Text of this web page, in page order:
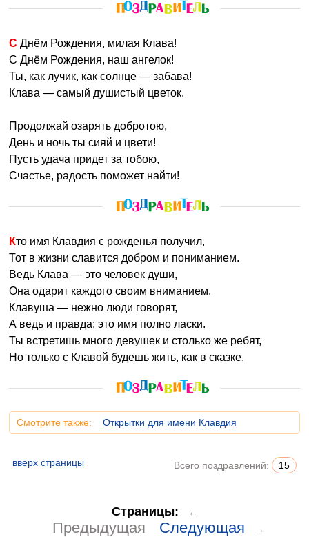
С Днём Рождения, милая Клава!
С Днём Рождения, наш ангелок!
Ты, как лучик, как солнце — забава!
Клава — самый душистый цветок.
Продолжай озарять добротою,
День и ночь ты сияй и цвети!
Пусть удача придет за тобою,
Счастье, радость поможет найти!
Кто имя Клавдия с рожденья получил,
Тот в жизни славится добром и пониманием.
Ведь Клава — это человек души,
Она одарит каждого своим вниманием.
Клавуша — нежно люди говорят,
А ведь и правда: это имя полно ласки.
Ты встретишь много девушек и столько же ребят,
Но только с Клавой будешь жить, как в сказке.
Смотрите также: Открытки для имени Клавдия
вверх страницы Всего поздравлений: 15
Страницы: ←
Предыдущая Следующая →